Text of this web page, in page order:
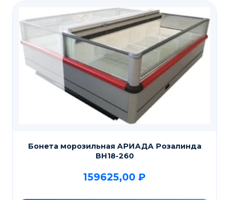
Бонета морозильная АРИАДА Розалинда
ВН18-260
159625,00 ₽